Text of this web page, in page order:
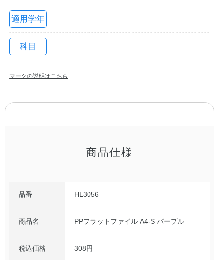
OEMご希望の方へ
日本ノート
適用学年
科目
マークの説明はこちら
商品仕様
品番 HL3056
商品名 PPフラットファイル A4-S パープル
税込価格 308円